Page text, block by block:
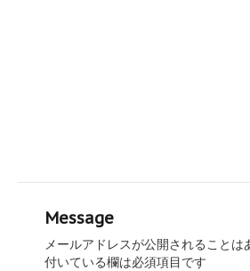
Message
メールアドレスが公開されることは
付いている欄は必須項目です